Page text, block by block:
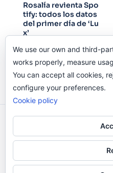
Rosalía revienta Spo
tify: todos los datos
del primer día de ‘Lu
x’
Odi O'Malley © 2016-
We use our own and third-
works properly, measure
You can accept all cookies,
configure your preferences.
Cookie policy